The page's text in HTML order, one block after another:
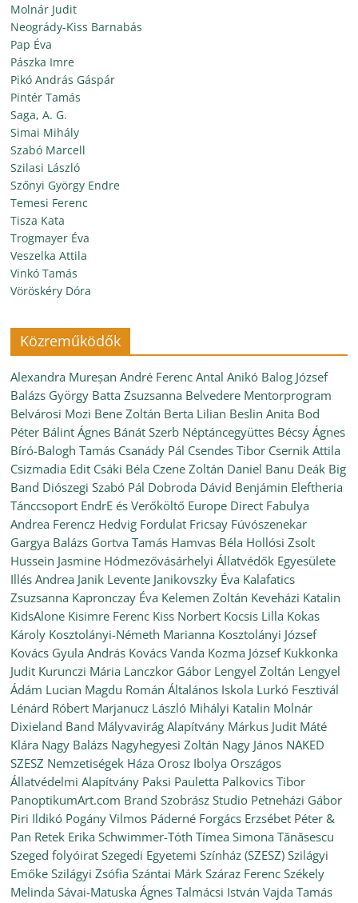
Molnár Judit
Neogrády-Kiss Barnabás
Pap Éva
Pászka Imre
Pikó András Gáspár
Pintér Tamás
Saga, A. G.
Simai Mihály
Szabó Marcell
Szilasi László
Szőnyi György Endre
Temesi Ferenc
Tisza Kata
Trogmayer Éva
Veszelka Attila
Vinkó Tamás
Vöröskéry Dóra
Közreműködők
Alexandra Mureșan André Ferenc Antal Anikó Balog József
Balázs György Batta Zsuzsanna Belvedere Mentorprogram
Belvárosi Mozi Bene Zoltán Berta Lilian Beslin Anita Bod
Péter Bálint Ágnes Bánát Szerb Néptáncegyüttes Bécsy Ágnes
Bíró-Balogh Tamás Csanády Pál Csendes Tibor Csernik Attila
Csizmadia Edit Csáki Béla Czene Zoltán Daniel Banu Deák Big
Band Diószegi Szabó Pál Dobroda Dávid Benjámin Eleftheria
Tánccsoport EndrE és Verőköltő Europe Direct Fabulya
Andrea Ferencz Hedvig Fordulat Fricsay Fúvószenekar
Gargya Balázs Gortva Tamás Hamvas Béla Hollósi Zsolt
Hussein Jasmine Hódmezővásárhelyi Állatvédők Egyesülete
Illés Andrea Janik Levente Janikovszky Éva Kalafatics
Zsuzsanna Kapronczay Éva Kelemen Zoltán Keveházi Katalin
KidsAlone Kisimre Ferenc Kiss Norbert Kocsis Lilla Kokas
Károly Kosztolányi-Németh Marianna Kosztolányi József
Kovács Gyula András Kovács Vanda Kozma József Kukkonka
Judit Kurunczi Mária Lanczkor Gábor Lengyel Zoltán Lengyel
Ádám Lucian Magdu Román Általános Iskola Lurkó Fesztivál
Lénárd Róbert Marjanucz László Mihályi Katalin Molnár
Dixieland Band Mályvavirág Alapítvány Márkus Judit Máté
Klára Nagy Balázs Nagyhegyesi Zoltán Nagy János NAKED
SZESZ Nemzetiségek Háza Orosz Ibolya Országos
Állatvédelmi Alapítvány Paksi Pauletta Palkovics Tibor
PanoptikumArt.com Brand Szobrász Studio Petneházi Gábor
Piri Ildikó Pogány Vilmos Páderné Forgács Erzsébet Péter &
Pan Retek Erika Schwimmer-Tóth Tímea Simona Tănăsescu
Szeged folyóirat Szegedi Egyetemi Színház (SZESZ) Szilágyi
Emőke Szilágyi Zsófia Szántai Márk Száraz Ferenc Székely
Melinda Sávai-Matuska Ágnes Talmácsi István Vajda Tamás